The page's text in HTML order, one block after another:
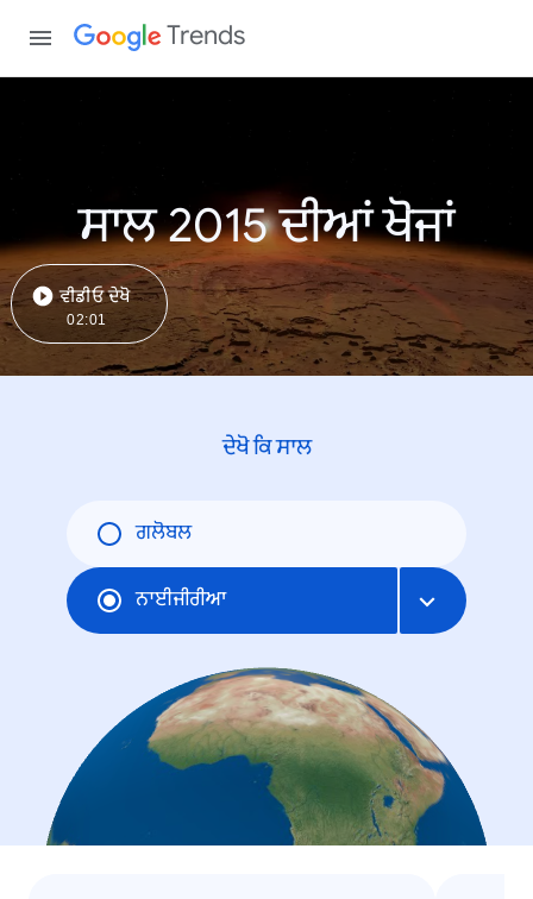
Trends
ਸਾਲ 2015 ਦੀਆਂ ਖੋਜਾਂ
ਵੀਡੀਓ ਦੇਖੋ
02:01
ਦੇਖੋ ਕਿ ਸਾਲ
ਗਲੋਬਲ
ਨਾਈਜੀਰੀਆ